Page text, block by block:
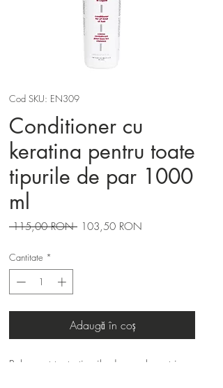
Cod SKU: EN309
Conditioner cu
keratina pentru toate
tipurile de par 1000
ml
115,00 RON Preț103,50 RON
Cantitate *
Adaugă în coș
Balsam pt toate tipurile de par, bogat in